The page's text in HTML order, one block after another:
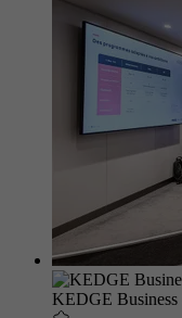
KEDGE Business